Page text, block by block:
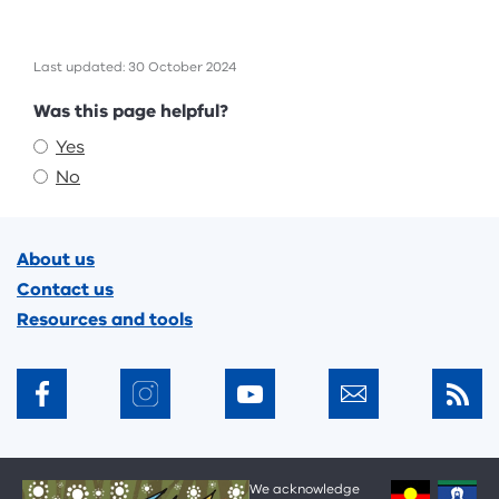
Last updated: 30 October 2024
Feedback
Was this page helpful?
Yes
No
About us
Contact us
Resources and tools
We acknowledge